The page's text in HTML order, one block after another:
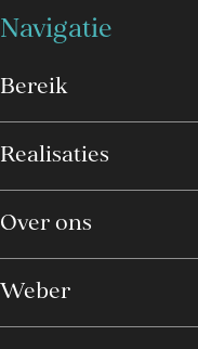
Navigatie
Bereik
Realisaties
Over ons
Weber